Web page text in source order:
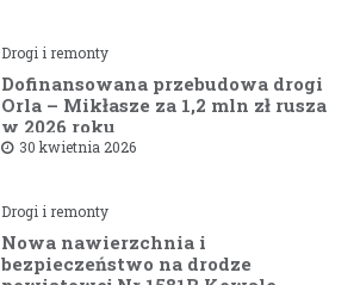
Drogi i remonty
Dofinansowana przebudowa drogi
Orla – Mikłasze za 1,2 mln zł rusza
w 2026 roku
30 kwietnia 2026
Drogi i remonty
Nowa nawierzchnia i
bezpieczeństwo na drodze